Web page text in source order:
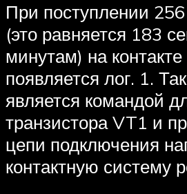
При поступлении
(это равняется 183
минутам) на
появляется лог. 1.
является командой
транзистора VT1 и
цепи подключения
контактную систему